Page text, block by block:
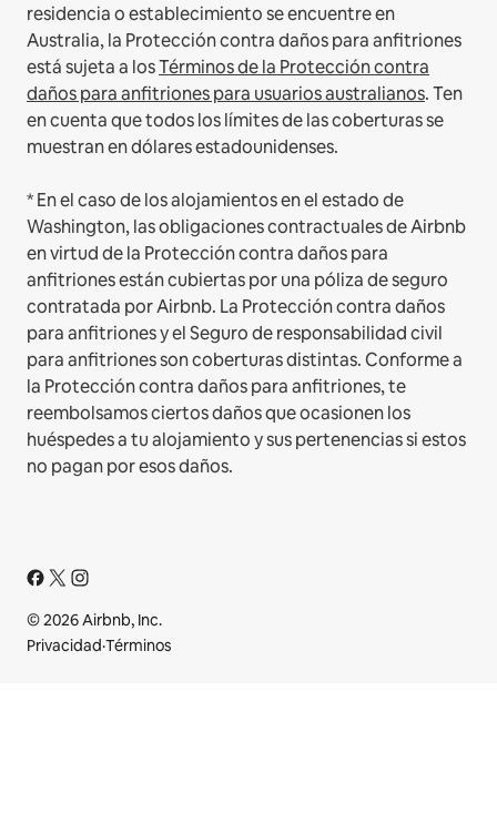
residencia o establecimiento se encuentre en
Australia, la Protección contra daños para anfitriones
está sujeta a losTérminos de la Protección contra
daños para anfitriones para usuarios australianos. Ten
en cuenta que todos los límites de las coberturas se
muestran en dólares estadounidenses.
* En el caso de los alojamientos en el estado de
Washington, las obligaciones contractuales de Airbnb
en virtud de la Protección contra daños para
anfitriones están cubiertas por una póliza de seguro
contratada por Airbnb. La Protección contra daños
para anfitriones y el Seguro de responsabilidad civil
para anfitriones son coberturas distintas. Conforme a
la Protección contra daños para anfitriones, te
reembolsamos ciertos daños que ocasionen los
huéspedes a tu alojamiento y sus pertenencias si estos
no pagan por esos daños.
© 2026 Airbnb, Inc.
Privacidad·Términos